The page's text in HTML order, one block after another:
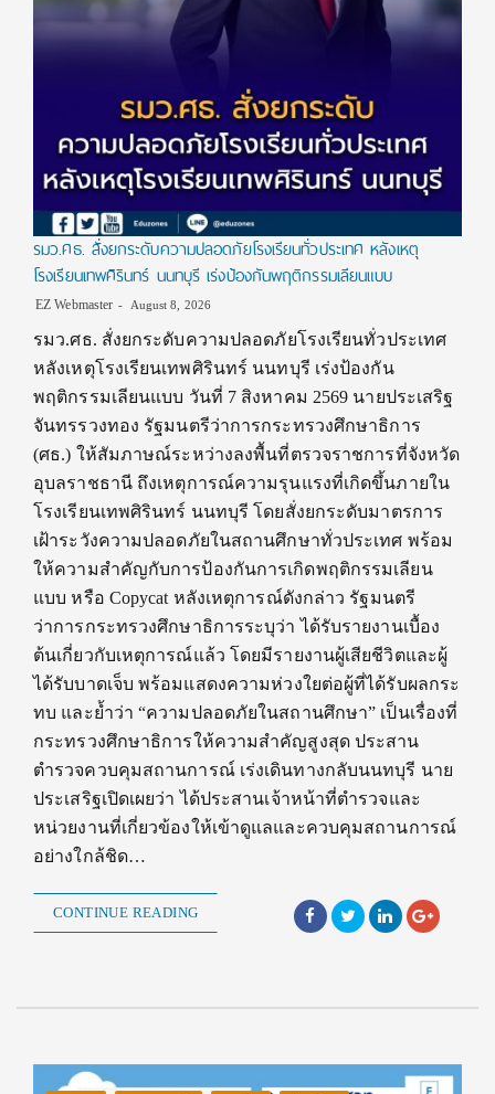
รมว.ศธ. สั่งยกระดับความปลอดภัยโรงเรียนทั่วประเทศ หลังเหตุ
โรงเรียนเทพศิรินทร์ นนทบุรี เร่งป้องกันพฤติกรรมเลียนแบบ
EZ Webmaster August 8, 2026
รมว.ศธ. สั่งยกระดับความปลอดภัยโรงเรียนทั่วประเทศ
หลังเหตุโรงเรียนเทพศิรินทร์ นนทบุรี เร่งป้องกัน
พฤติกรรมเลียนแบบ วันที่ 7 สิงหาคม 2569 นายประเสริฐ
จันทรรวงทอง รัฐมนตรีว่าการกระทรวงศึกษาธิการ
(ศธ.) ให้สัมภาษณ์ระหว่างลงพื้นที่ตรวจราชการที่จังหวัด
อุบลราชธานี ถึงเหตุการณ์ความรุนแรงที่เกิดขึ้นภายใน
โรงเรียนเทพศิรินทร์ นนทบุรี โดยสั่งยกระดับมาตรการ
เฝ้าระวังความปลอดภัยในสถานศึกษาทั่วประเทศ พร้อม
ให้ความสำคัญกับการป้องกันการเกิดพฤติกรรมเลียน
แบบ หรือ Copycat หลังเหตุการณ์ดังกล่าว รัฐมนตรี
ว่าการกระทรวงศึกษาธิการระบุว่า ได้รับรายงานเบื้อง
ต้นเกี่ยวกับเหตุการณ์แล้ว โดยมีรายงานผู้เสียชีวิตและผู้
ได้รับบาดเจ็บ พร้อมแสดงความห่วงใยต่อผู้ที่ได้รับผลกระ
ทบ และย้ำว่า “ความปลอดภัยในสถานศึกษา” เป็นเรื่องที่
กระทรวงศึกษาธิการให้ความสำคัญสูงสุด ประสาน
ตำรวจควบคุมสถานการณ์ เร่งเดินทางกลับนนทบุรี นาย
ประเสริฐเปิดเผยว่า ได้ประสานเจ้าหน้าที่ตำรวจและ
หน่วยงานที่เกี่ยวข้องให้เข้าดูแลและควบคุมสถานการณ์
อย่างใกล้ชิด…
CONTINUE READING